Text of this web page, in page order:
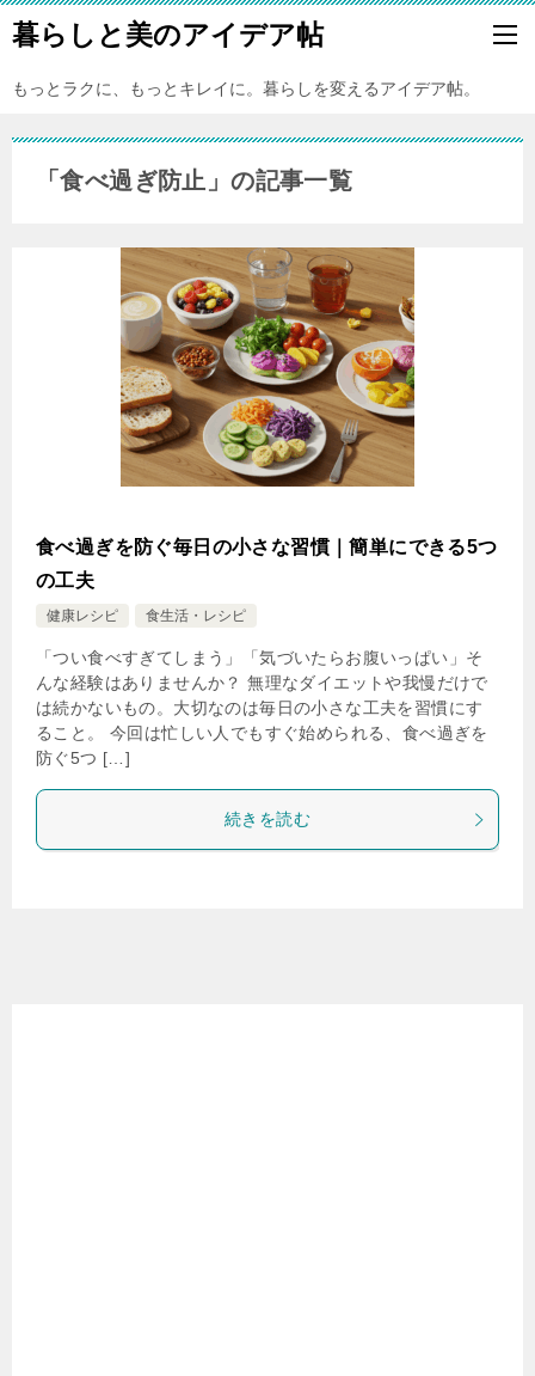
暮らしと美のアイデア帖
もっとラクに、もっとキレイに。暮らしを変えるアイデア帖。
「食べ過ぎ防止」の記事一覧
食べ過ぎを防ぐ毎日の小さな習慣｜簡単にできる5つ
の工夫
健康レシピ 食生活・レシピ
「つい食べすぎてしまう」「気づいたらお腹いっぱい」そ
んな経験はありませんか？ 無理なダイエットや我慢だけで
は続かないもの。大切なのは毎日の小さな工夫を習慣にす
ること。 今回は忙しい人でもすぐ始められる、食べ過ぎを
防ぐ5つ […]
続きを読む